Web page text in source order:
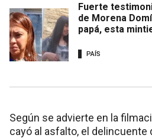
Fuerte
de Morena
papá, esta
PAÍS
Según se advierte en la
cayó al asfalto, el delincuente